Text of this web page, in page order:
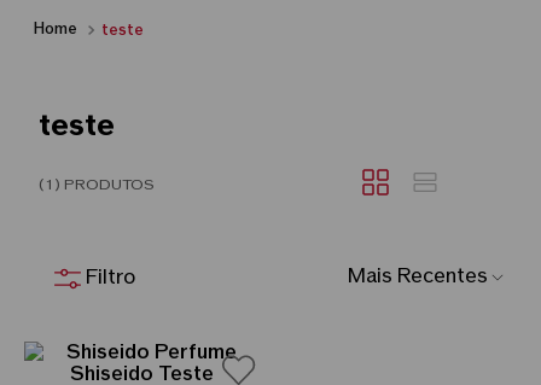
teste
teste
1
Mais Recentes